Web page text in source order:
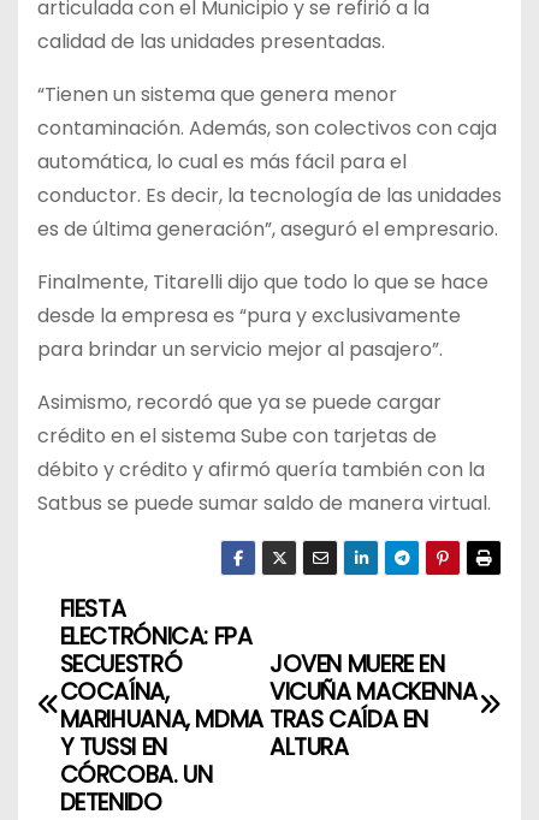
articulada con el Municipio y se refirió a la
calidad de las unidades presentadas.
“Tienen un sistema que genera menor
contaminación. Además, son colectivos con caja
automática, lo cual es más fácil para el
conductor. Es decir, la tecnología de las unidades
es de última generación”, aseguró el empresario.
Finalmente, Titarelli dijo que todo lo que se hace
desde la empresa es “pura y exclusivamente
para brindar un servicio mejor al pasajero”.
Asimismo, recordó que ya se puede cargar
crédito en el sistema Sube con tarjetas de
débito y crédito y afirmó quería también con la
Satbus se puede sumar saldo de manera virtual.
N
v
JOVEN MUERE EN
VICUÑA MACKENNA
TRAS CAÍDA EN
ALTURA
FIESTA
ELECTRÓNICA: FPA
SECUESTRÓ
COCAÍNA,
MARIHUANA, MDMA
Y TUSSI EN
CÓRCOBA. UN
DETENIDO